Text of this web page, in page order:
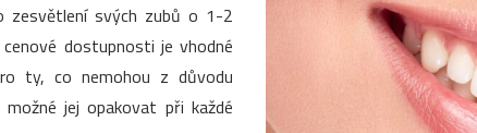
zesvětlení svých zubů o 1-2
dostupnosti je vhodné
ty, co nemohou z důvodu
jej opakovat při každé